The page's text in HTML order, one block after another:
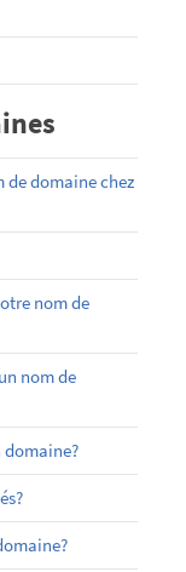
de domaine chez
nom de
nom de
domaine?